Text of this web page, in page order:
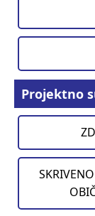
Projektno